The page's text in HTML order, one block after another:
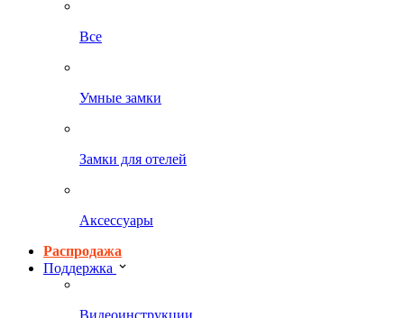
Все
Умные замки
Замки для отелей
Аксессуары
Распродажа
Поддержка
Видеоинструкции